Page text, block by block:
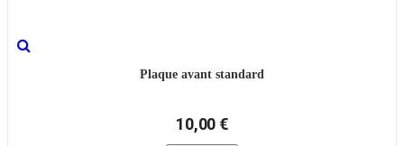
Plaque avant standard
10,00 €